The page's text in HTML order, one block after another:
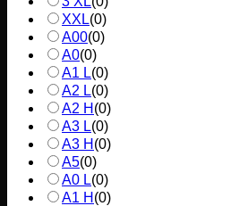
XXL(0)
A00(0)
A0(0)
A1 L(0)
A2 L(0)
A2 H (0)
A3 L(0)
A3 H (0)
A5(0)
A0 L(0)
A1 H (0)